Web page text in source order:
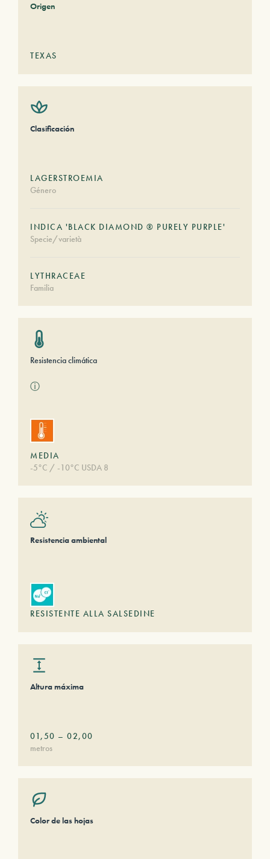
Origen
TEXAS
Clasificación
LAGERSTROEMIA
Género
INDICA 'BLACK DIAMOND ® PURELY PURPLE'
Specie/varietà
LYTHRACEAE
Familia
Resistencia climática
ⓘ
MEDIA
-5°C / -10°C USDA 8
Resistencia ambiental
RESISTENTE ALLA SALSEDINE
Altura máxima
01,50 – 02,00
metros
Color de las hojas